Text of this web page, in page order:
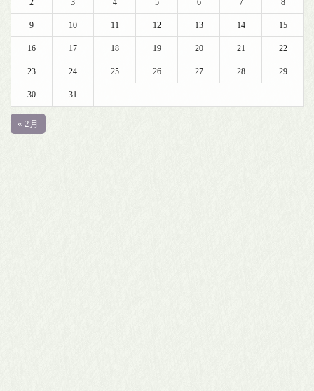
2 3 4 5 6 7 8
9 10 11 12 13 14 15
16 17 18 19 20 21 22
23 24 25 26 27 28 29
30 31
« 2月